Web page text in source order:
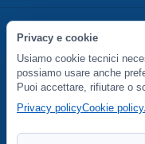
S. Maria in Gradi
Piaggia di
Privacy e cookie
Usiamo cookie tecnici
possiamo usare anche
Puoi accettare, rifiutare o
Privacy policyCookie policy